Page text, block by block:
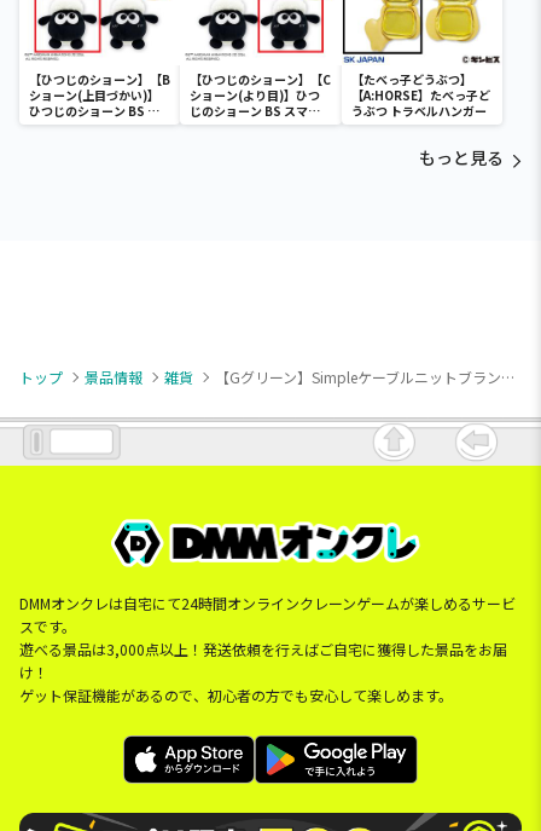
【ひつじのショーン】【B
ショーン(上目づかい)】
ひつじのショーン BS ス
マホショーンルダー
【ひつじのショーン】【C
ショーン(より目)】ひつ
じのショーン BS スマホ
ショーンルダー
【たべっ子どうぶつ】
【A:HORSE】たべっ子ど
うぶつ トラベルハンガー
もっと見る
トップ 景品情報 雑貨 【Gグリーン】Simpleケーブルニットブランケット
DMMオンクレは自宅にて24時間オンラインクレーンゲームが楽しめるサービ
スです。
遊べる景品は3,000点以上！発送依頼を行えばご自宅に獲得した景品をお届
け！
ゲット保証機能があるので、初心者の方でも安心して楽しめます。